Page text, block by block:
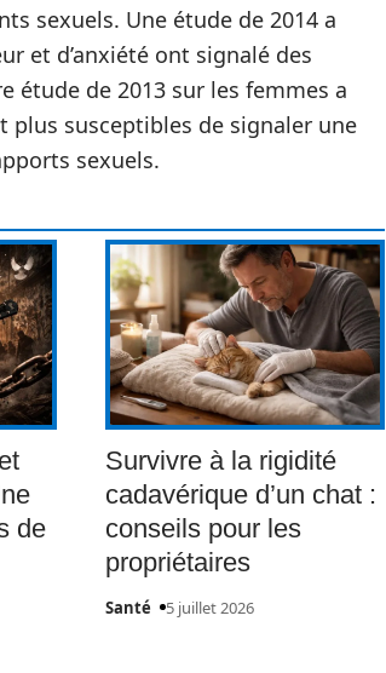
sexuels. Une étude de 2014 a
et d’anxiété ont signalé des
étude de 2013 sur les femmes a
plus susceptibles de signaler une
sexuels.
de
Survivre à la rigidité
cadavérique d’un chat :
conseils pour les
propriétaires
Santé 5 juillet 2026